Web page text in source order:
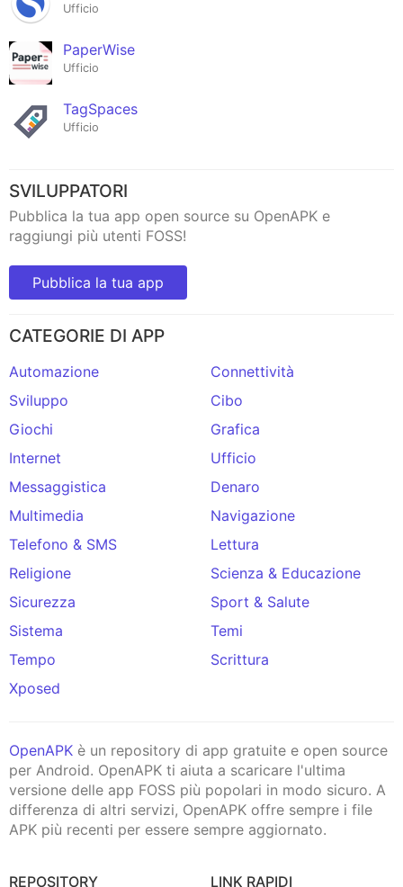
Ufficio
PaperWise
Ufficio
TagSpaces
Ufficio
SVILUPPATORI
Pubblica la tua app open source su OpenAPK e
raggiungi più utenti FOSS!
Pubblica la tua app
CATEGORIE DI APP
Automazione
Connettività
Sviluppo
Cibo
Giochi
Grafica
Internet
Ufficio
Messaggistica
Denaro
Multimedia
Navigazione
Telefono & SMS
Lettura
Religione
Scienza & Educazione
Sicurezza
Sport & Salute
Sistema
Temi
Tempo
Scrittura
Xposed
OpenAPK è un repository di app gratuite e open source
per Android. OpenAPK ti aiuta a scaricare l'ultima
versione delle app FOSS più popolari in modo sicuro. A
differenza di altri servizi, OpenAPK offre sempre i file
APK più recenti per essere sempre aggiornato.
REPOSITORY LINK RAPIDI